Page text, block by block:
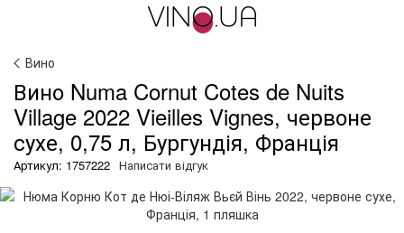
Вино
Вино Numa Cornut Cotes de Nuits
Village 2022 Vieilles Vignes, червоне
сухе, 0,75 л, Бургундія, Франція
Артикул: 1757222 Написати відгук